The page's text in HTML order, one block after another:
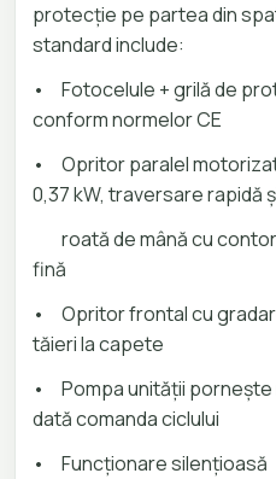
protecție pe partea din
standard include:
•
Fotocelule + grilă de
conform normelor CE
•
Opritor paralel
0,37 kW, traversare rapidă
roată de mână cu
fină
•
Opritor frontal cu
tăieri la capete
•
Pompa unității
dată comanda ciclului
•
Funcționare silențioasă